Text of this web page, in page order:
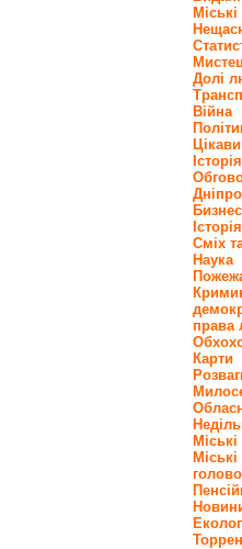
Долі
Війна
Бизнес
Сміх
Наука
права
Карти